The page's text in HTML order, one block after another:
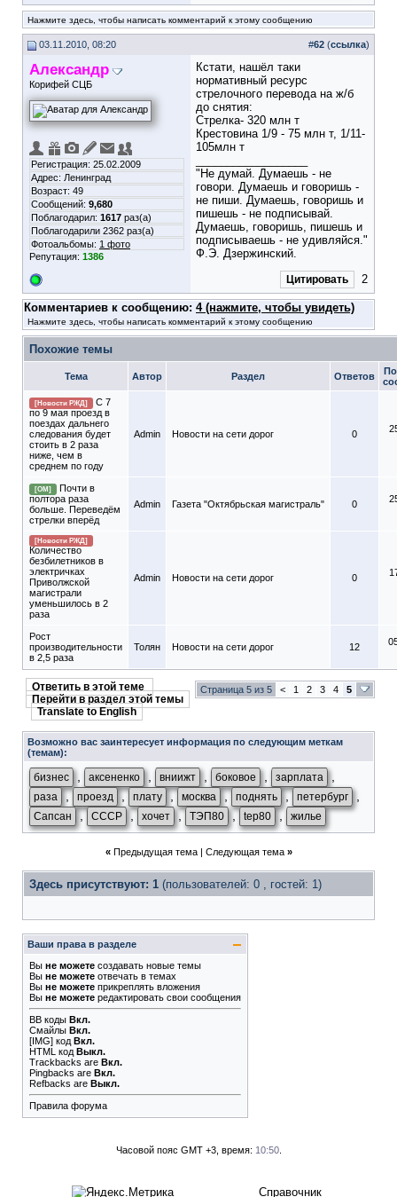
Нажмите здесь, чтобы написать комментарий к этому сообщению
03.11.2010, 08:20 #62 (ссылка)
Александр
Корифей СЦБ
Регистрация: 25.02.2009
Адрес: Ленинград
Возраст: 49
Сообщений: 9,680
Поблагодарил: 1617 раз(а)
Поблагодарили 2362 раз(а)
Фотоальбомы: 1 фото
Репутация: 1386
Кстати, нашёл таки
нормативный ресурс
стрелочного перевода на ж/б
до снятия:
Стрелка- 320 млн т
Крестовина 1/9 - 75 млн т, 1/11-
105млн т
"Не думай. Думаешь - не
говори. Думаешь и говоришь -
не пиши. Думаешь, говоришь и
пишешь - не подписывай.
Думаешь, говоришь, пишешь и
подписываешь - не удивляйся."
Ф.Э. Дзержинский.
Цитировать 2
Комментариев к сообщению: 4 (нажмите, чтобы увидеть)
Нажмите здесь, чтобы написать комментарий к этому сообщению
Похожие темы
Тема Автор Раздел Ответов
[Новости РЖД]
С 7
по 9 мая проезд в
поездах дальнего
следования будет
стоить в 2 раза
ниже, чем в
среднем по году
Admin Новости на сети дорог 0
[ОМ]
Почти в
полтора раза
больше. Переведём
стрелки вперёд
Admin Газета "Октябрьская магистраль" 0
[Новости РЖД]
Количество
безбилетников в
электричках
Приволжской
магистрали
уменьшилось в 2
раза
Admin Новости на сети дорог 0
Рост
производительности
в 2,5 раза
Толян Новости на сети дорог 12
Ответить в этой теме
Перейти в раздел этой темы
Translate to English
Страница 5 из 5 < 1 2 3 4 5
Возможно вас заинтересует информация по следующим меткам
(темам):
бизнес аксененко вниижт боковое зарплата
раза , проезд , плату , москва , поднять , петербург
Сапсан , СССР , хочет , ТЭП80 , tep80 , жилье
« Предыдущая тема| Следующая тема »
Здесь присутствуют: 1 (пользователей: 0 , гостей: 1)
Ваши права в разделе
Вы не можете создавать новые темы
Вы не можете отвечать в темах
Вы не можете прикреплять вложения
Вы не можете редактировать свои сообщения
BB коды Вкл.
Смайлы Вкл.
[IMG] код Вкл.
HTML код Выкл.
Trackbacks are Вкл.
Pingbacks are Вкл.
Refbacks are Выкл.
Правила форума
Часовой пояс GMT +3, время: 10:50.
Справочник